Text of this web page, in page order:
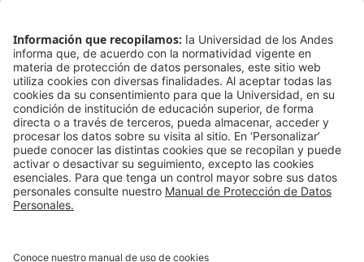
dinámicas científicas y académicas, de acuerdo con las
particularidades de cada rol.
Manual del investigador - Pregrado arrow_outward
Consejería para la investigaciónarrow_outward
Grupos de Investigaciónarrow_forward
Ciclo de vida de la investigaciónarrow_forward